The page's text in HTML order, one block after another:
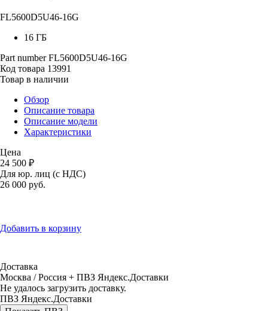
FL5600D5U46-16G
16 ГБ
Part number FL5600D5U46-16G
Код товара 13991
Товар в наличии
Обзор
Описание товара
Описание модели
Характеристики
Цена
24 500 ₽
Для юр. лиц (с НДС)
26 000 руб.
Добавить в корзину
Доставка
Москва / Россия + ПВЗ Яндекс.Доставки
Не удалось загрузить доставку.
ПВЗ Яндекс.Доставки